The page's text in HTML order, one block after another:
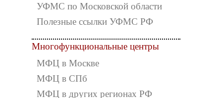
УФМС по Московской области
Полезные ссылки УФМС РФ
Многофункциональные центры
МФЦ в Москве
МФЦ в СПб
МФЦ в других регионах РФ